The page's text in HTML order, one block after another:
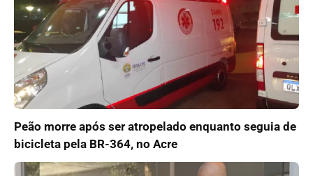
Peão morre após ser atropelado enquanto seguia de
bicicleta pela BR-364, no Acre